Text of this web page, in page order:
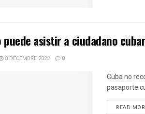
puede asistir a ciudadano
8 DÉCEMBRE 2022 0
Cuba no
pasaporte
READ